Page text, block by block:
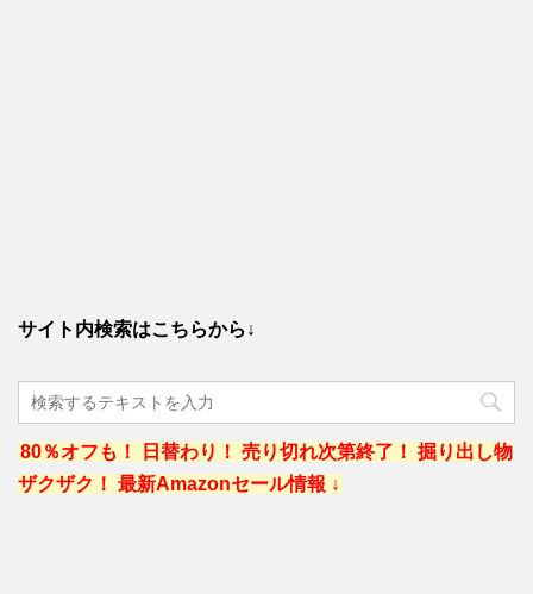
サイト内検索はこちらから↓
80％オフも！ 日替わり！ 売り切れ次第終了！ 掘り出し物
ザクザク！ 最新Amazonセール情報 ↓